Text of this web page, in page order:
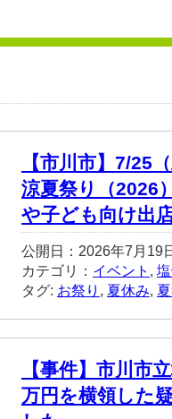
【市川市】7/25
涼夏祭り（2026
や子ども向け出
公開日：2026年7月19
カテゴリ： イベント ,
タグ: お祭り , 夏休み,
【事件】市川市
万円を横領した